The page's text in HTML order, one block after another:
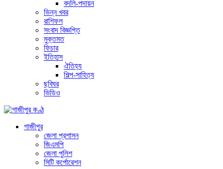
বদলি-পদায়ন
ভিন্ন খবর
রাশিফল
সংবাদ বিজ্ঞপ্তি
মুক্তমত
ফিচার
ইতিহাস
ঐতিহ্য
শিল্প-সাহিত্য
ছবিঘর
ভিডিও
গাজীপুর
জেলা প্রশাসন
জিএমপি
জেলা পুলিশ
সিটি কর্পোরেশন